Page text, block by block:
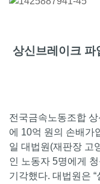
상신브레이크 파
전국금속노동조합
에 10억 원의 손배가
일 대법원(재판장 고
인 노동자 5명에게
기각했다. 대법원은